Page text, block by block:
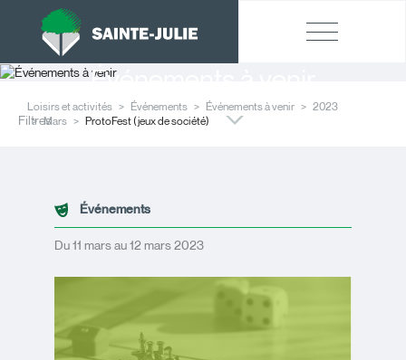
Événements à venir
Loisirs et activités Événements Événements à venir
2023
Mars
ProtoFest (jeux de société)
Filtres
Événements
Du 11 mars au 12 mars 2023